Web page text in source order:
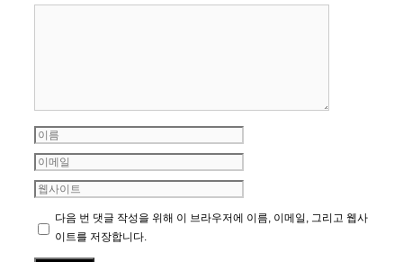
이
름
이
메
일
웹
이
다음 번 댓글 작성을 위해 이 브라우저에 이름, 이메일, 그리고 웹사
이트를 저장합니다.